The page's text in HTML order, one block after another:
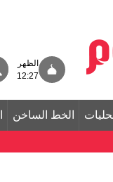
الظهر
12:27
الخط الساخن